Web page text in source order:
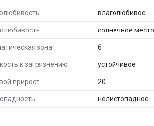
влаголюбивое
солнечное место
зона 6
к загрязнению устойчивое
прирост 20
нелистопадное